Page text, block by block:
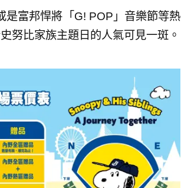
是富邦悍將「G! POP」音樂節等熱
努比家族主題日的人氣可見一斑。